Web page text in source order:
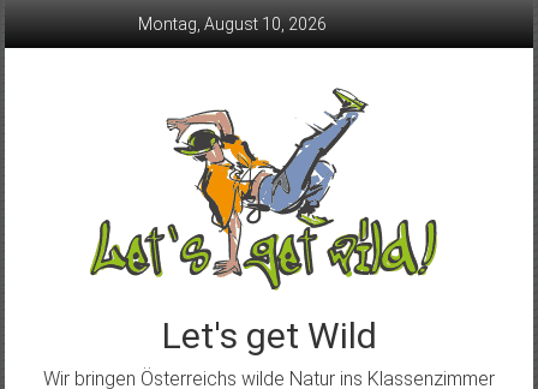
Montag, August 10, 2026
Let's get Wild
Wir bringen Österreichs wilde Natur ins Klassenzimmer